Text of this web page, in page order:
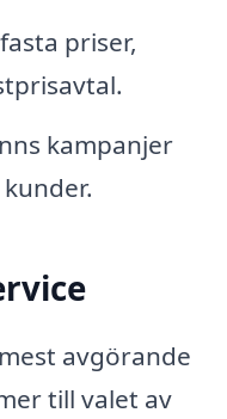
priser,
kampanjer
avgörande
till valet av